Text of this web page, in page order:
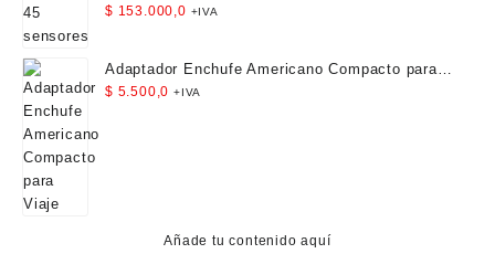
$ 153.000,0 +IVA
Adaptador Enchufe Americano Compacto para
Viaje
$ 5.500,0 +IVA
Añade tu contenido aquí